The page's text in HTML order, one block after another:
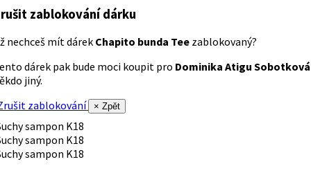
zablokování dárku
nechceš mít dárek Chapito bunda Tee zablokovaný?
dárek pak bude moci koupit pro Dominika Atigu Sobotková
jiný.
zablokování
× Zpět